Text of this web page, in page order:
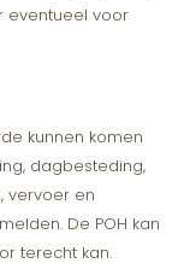
eventueel voor
kunnen komen
dagbesteding,
vervoer en
De POH kan
terecht kan.